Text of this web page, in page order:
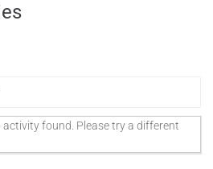
activity found. Please try a different